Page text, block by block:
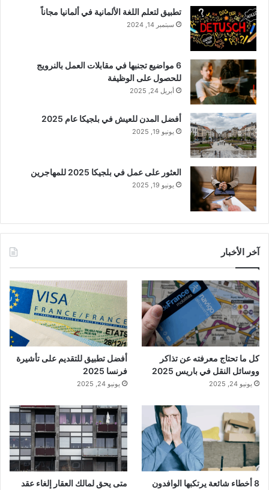
تطبيق لتعلم اللغة الألمانية في ألمانيا مجاناً
سبتمبر 14, 2024
6 مواضيع تجنبها في مقابلات العمل بالنرويج
للحصول على الوظيفة
أبريل 24, 2025
أفضل المدن للعيش في بلجيكا عام 2025
يونيو 19, 2025
العثور على عمل في بلجيكا 2025 للمهاجرين
يونيو 19, 2025
آخر الأخبار
كل ما تحتاج معرفته عن تذاكر
ووسائل النقل في باريس 2025
يونيو 24, 2025
أفضل تطبيق للتقديم على تأشيرة
فرنسا 2025
يونيو 24, 2025
8 أخطاء شائعة يرتكبها الوافدون متى يحق لمالك العقار إلغاء عقد